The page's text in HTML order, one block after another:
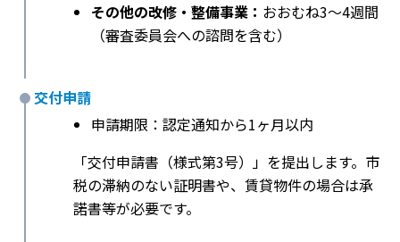
その他の改修・整備事業： おおむね3～4週間
（審査委員会への諮問を含む）
交付申請
申請期限：認定通知から1ヶ月以内
「交付申請書（様式第3号）」を提出します。市
税の滞納のない証明書や、賃貸物件の場合は承
諾書等が必要です。